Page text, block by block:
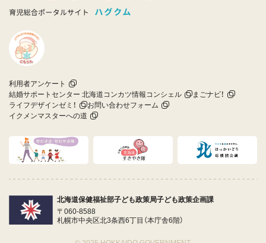
利用者アンケート
結婚サポートセンター 北海道コンカツ情報コンシェル
まごナビ！
ライフデザインゼミ！
お問い合わせフォーム
イクメンマスターへの道
北海道保健福祉部子ども政策局子ども政策企画課
〒060-8588
札幌市中央区北3条西6丁目（本庁舎6階）